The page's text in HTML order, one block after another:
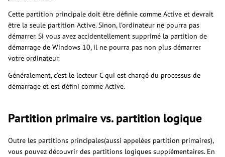
Cette partition principale doit être définie comme Active et devrait
être la seule partition Active. Sinon, l'ordinateur ne pourra pas
démarrer. Si vous avez accidentellement supprimé la partition de
démarrage de Windows 10, il ne pourra pas non plus démarrer
votre ordinateur.
Généralement, c'est le lecteur C qui est chargé du processus de
démarrage et est défini comme Active.
Partition primaire vs. partition logique
Outre les partitions principales(aussi appelées partition primaires),
vous pouvez découvrir des partitions logiques supplémentaires. En